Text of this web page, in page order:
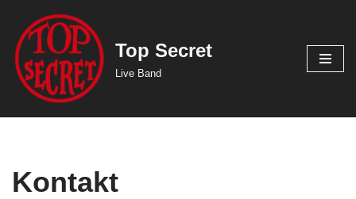
Zum
Inhalt
springen
Top Secret
Live Band
Kontakt